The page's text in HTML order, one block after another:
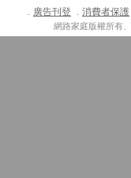
． 廣告刊登 ． 消費者保護
網路家庭版權所有